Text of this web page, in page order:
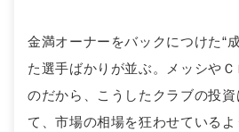
金満オーナーをバックにつけた“
た選手ばかりが並ぶ。メッシや
のだから、こうしたクラブの投
て、市場の相場を狂わせている